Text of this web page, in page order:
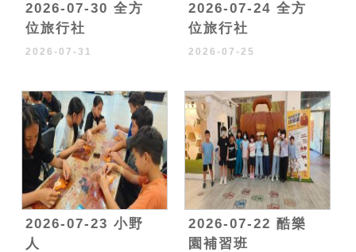
2026-07-30 全方
位旅行社
2026-07-31
2026-07-24 全方
位旅行社
2026-07-25
2026-07-23 小野
人
2026-07-22 酷樂
園補習班